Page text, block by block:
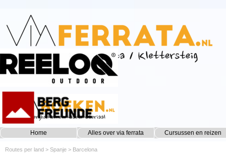
Home Alles over via ferrata ▼
Cursussen en reizen
Routes per land >Spanje > Barcelona